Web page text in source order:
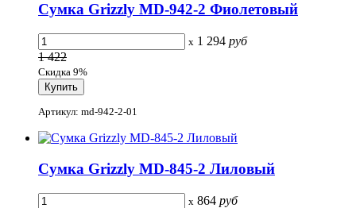
Сумка Grizzly MD-942-2 Фиолетовый
x 1 294 руб
1 422
Скидка 9%
Артикул: md-942-2-01
Сумка Grizzly MD-845-2 Лиловый
x 864 руб